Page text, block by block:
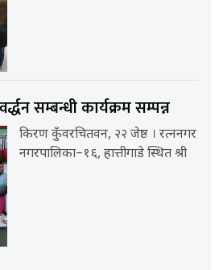
सम्बन्धी कार्यक्रम सम्पन्न
किरण कुँवरचितवन, २२ जेष्ठ । रत्ननगर
नगरपालिका–१६, हात्तीगाडे स्थित श्री